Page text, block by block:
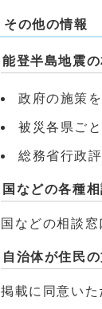
その他の情報
能登半島地震
政府の施策
被災各県ご
総務省行政
国などの各種
国などの相談
自治体が住民
掲載に同意いた